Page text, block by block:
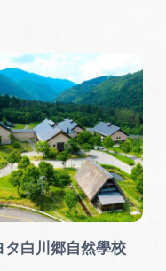
タ白川郷自然學校